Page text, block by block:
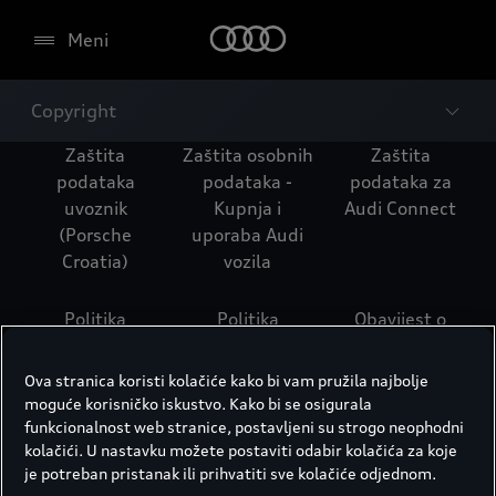
Meni
Copyright
Zaštita
podataka
uvoznik
(Porsche
Croatia)
Zaštita osobnih
podataka -
Kupnja i
uporaba Audi
vozila
Zaštita
podataka za
Audi Connect
Politika
Postupak za
servis vozila
Politika
Zaposlenici
prodajnih
partnera tvrtke
Audi
Obavijest o
Razvoj sustava
vožnje radi
poboljšanja
ukupne
sigurnosti u
Ova stranica koristi kolačiće kako bi vam pružila najbolje
moguće korisničko iskustvo. Kako bi se osigurala
funkcionalnost web stranice, postavljeni su strogo neophodni
kolačići. U nastavku možete postaviti odabir kolačića za koje
je potreban pristanak ili prihvatiti sve kolačiće odjednom.